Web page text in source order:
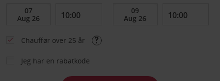
Chauffør over 25 år
Jeg har en rabatkode